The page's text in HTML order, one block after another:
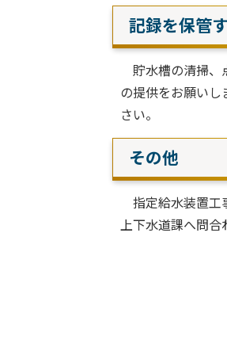
記録を保管
貯水槽の清掃、
の提供をお願いし
さい。
その他
指定給水装置工
上下水道課へ問合